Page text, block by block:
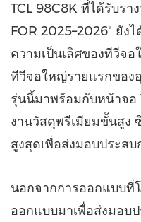
TCL 98C8K ที่ได้รับรา
FOR 2025–2026" ยัง
ความเป็นเลิศของทีวีจ
ทีวีจอใหญ่รายแรกของ
รุ่นนี้มาพร้อมกับหน้าจ
งานวัสดุพรีเมียมขั้นสูง
สูงสุดเพื่อส่งมอบประส
นอกจากการออกแบบที่
ออกแบบมาเพื่อส่งมอบ